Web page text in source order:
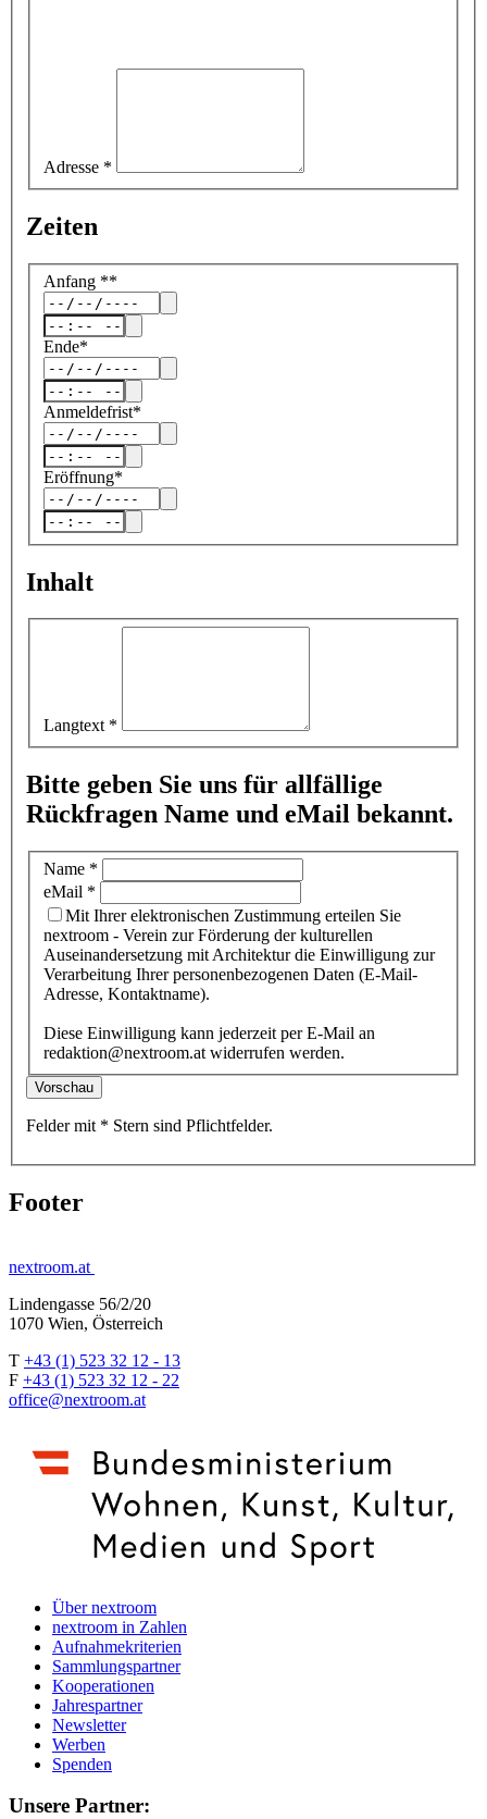
Adresse *
Zeiten
Anfang **
Ende*
Anmeldefrist*
Eröffnung*
Inhalt
Langtext *
Bitte geben Sie uns für allfällige
Rückfragen Name und eMail bekannt.
Name *
eMail *
Mit Ihrer elektronischen Zustimmung erteilen Sie
nextroom - Verein zur Förderung der kulturellen
Auseinandersetzung mit Architektur die Einwilligung zur
Verarbeitung Ihrer personenbezogenen Daten (E-Mail-
Adresse, Kontaktname).
Diese Einwilligung kann jederzeit per E-Mail an
redaktion@nextroom.at widerrufen werden.
Vorschau
Felder mit * Stern sind Pflichtfelder.
Footer
nextroom.at
Lindengasse 56/2/20
1070 Wien, Österreich
T +43 (1) 523 32 12 - 13
F +43 (1) 523 32 12 - 22
office@nextroom.at
Über nextroom
nextroom in Zahlen
Aufnahmekriterien
Sammlungspartner
Kooperationen
Jahrespartner
Newsletter
Werben
Spenden
Unsere Partner: